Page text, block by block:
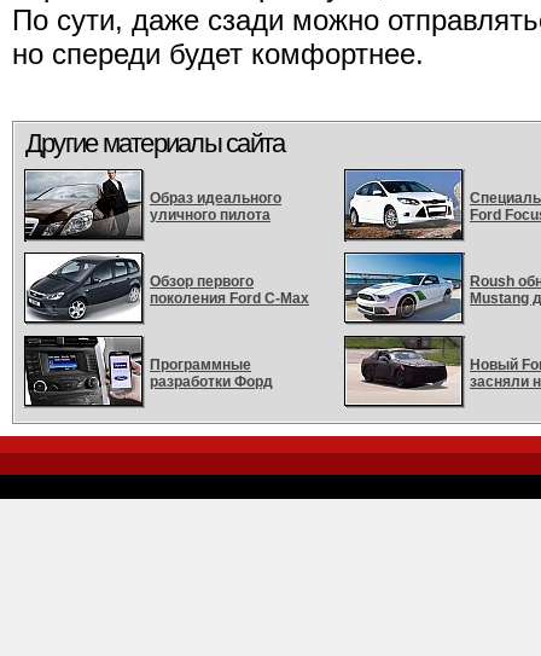
По сути, даже сзади можно
но спереди будет комфортнее.
Другие материалы сайта
Образ идеального
уличного пилота
Обзор первого
поколения Ford C-Max
Программные
разработки Форд
Ford
Roush
Mustang
Новый
засняли